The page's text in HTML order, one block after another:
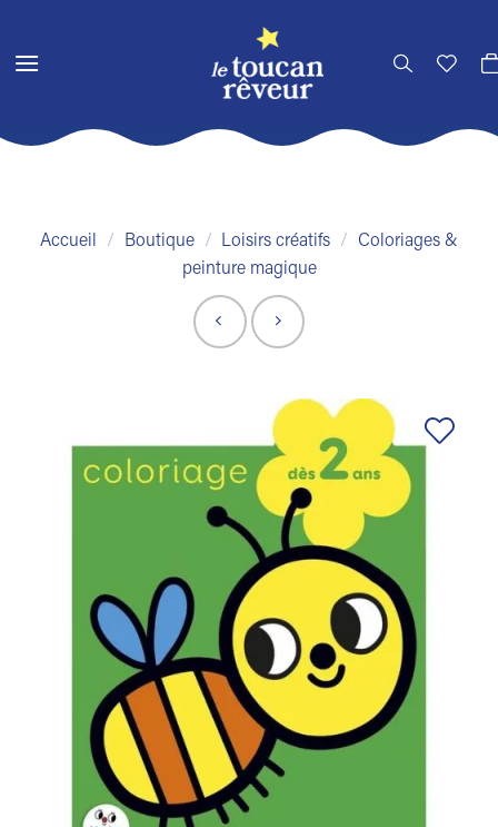
contenu
Accueil / Boutique / Loisirs créatifs /
Coloriages &
peinture magique
à la liste